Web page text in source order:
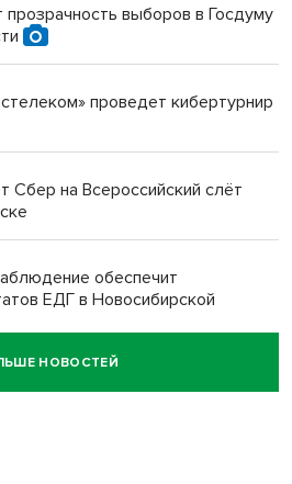
срок за избиение врачей
прозрачность выборов в Госдуму
проведет кибертурнир
Сбер на Всероссийский слёт
обеспечит
ЕДГ в Новосибирской
«Ростелеком» объявляет
НОВОСТЕЙ